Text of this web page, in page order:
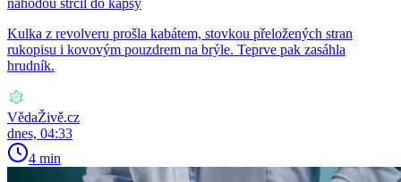
Kulka z revolveru prošla kabátem, stovkou přeložených stran
rukopisu i kovovým pouzdrem na brýle. Teprve pak zasáhla
hrudník.
VědaŽivě.cz
dnes, 04:33
4 min